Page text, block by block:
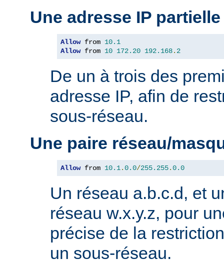
Une adresse IP partielle
Allow from 10.1
Allow from 10 172.20 192.168. 2
De un à trois des
adresse IP, afin de
sous-réseau.
Une paire réseau/
Allow from 10.1.0.0/255.255.0.0
Un réseau a.b.c.d, et
réseau w.x.y.z, pour
précise de la
un sous-réseau.